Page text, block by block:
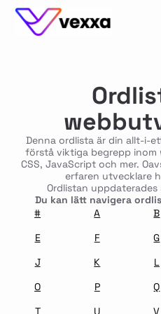
Denna ordlista är din allt-i-
förstå viktiga begrepp inom
CSS, JavaScript och mer.
erfaren utvecklare
Ordlistan
Du kan lätt navigera
#
A B
E
F G
J
K L
O
P Q
T
U V